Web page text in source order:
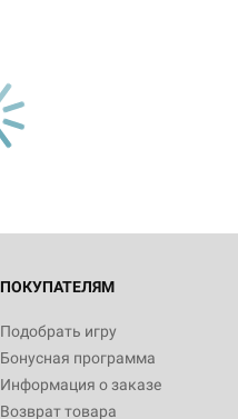
ПОКУПАТЕЛЯМ
Подобрать игру
Бонусная программа
Информация о заказе
Возврат товара